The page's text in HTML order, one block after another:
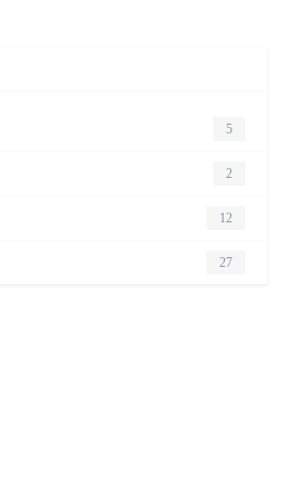
5
2
12
27